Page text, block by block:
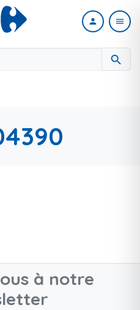
search
person menu
à notre